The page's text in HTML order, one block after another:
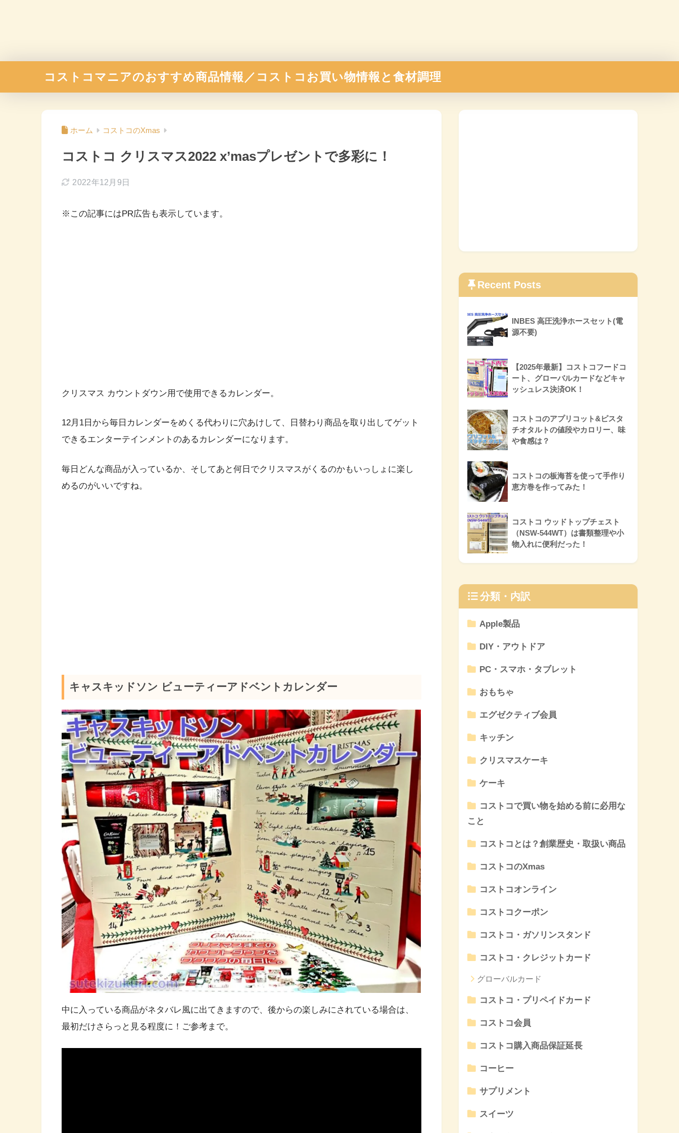
コストコマニアのおすすめ商品情報／コストコお買い物情報と食材調理
ホーム コストコのXmas
コストコ クリスマス2022 x’masプレゼントで多彩に！
2022年12月9日
※この記事にはPR広告も表示しています。
クリスマス カウントダウン用で使用できるカレンダー。
12月1日から毎日カレンダーをめくる代わりに穴あけして、日替わり商品を取り出してゲット
できるエンターテインメントのあるカレンダーになります。
毎日どんな商品が入っているか、そしてあと何日でクリスマスがくるのかもいっしょに楽し
めるのがいいですね。
キャスキッドソン ビューティーアドベントカレンダー
中に入っている商品がネタバレ風に出てきますので、後からの楽しみにされている場合は、
最初だけさらっと見る程度に！ご参考まで。
Recent Posts
INBES 高圧洗浄ホースセット(電
源不要)
【2025年最新】コストコフードコ
ート、グローバルカードなどキャ
ッシュレス決済OK！
コストコのアプリコット&ピスタ
チオタルトの値段やカロリー、味
や食感は？
コストコの板海苔を使って手作り
恵方巻を作ってみた！
コストコ ウッドトップチェスト
（NSW-544WT）は書類整理や小
物入れに便利だった！
分類・内訳
Apple製品
DIY・アウトドア
PC・スマホ・タブレット
おもちゃ
エグゼクティブ会員
キッチン
クリスマスケーキ
ケーキ
コストコで買い物を始める前に必用な
こと
コストコとは？創業歴史・取扱い商品
コストコのXmas
コストコオンライン
コストコクーポン
コストコ・ガソリンスタンド
コストコ・クレジットカード
グローバルカード
コストコ・プリペイドカード
コストコ会員
コストコ購入商品保証延長
コーヒー
サプリメント
スイーツ